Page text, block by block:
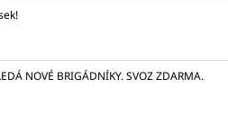
NOVÉ BRIGÁDNÍKY. SVOZ ZDARMA.